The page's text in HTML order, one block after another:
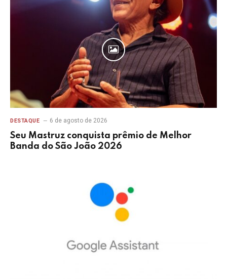
DESTAQUE 6 de agosto de 2026
Seu Mastruz conquista prêmio de Melhor
Banda do São João 2026